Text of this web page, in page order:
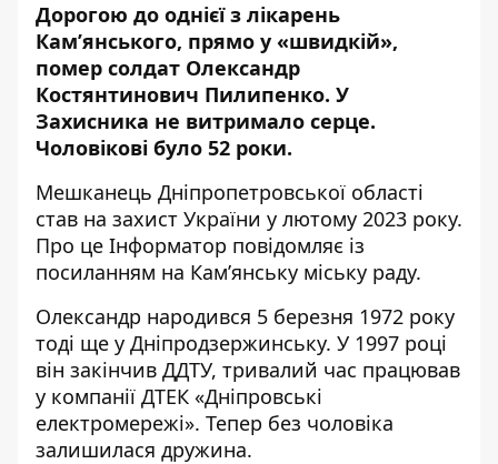
Дорогою до однієї з лікарень
Кам’янського, прямо у «швидкій»,
помер солдат Олександр
Костянтинович Пилипенко. У
Захисника не витримало серце.
Чоловікові було 52 роки.
Мешканець Дніпропетровської області
став на захист України у лютому 2023 року.
Про це Інформатор повідомляє із
посиланням на Кам’янську міську раду.
Олександр народився 5 березня 1972 року
тоді ще у Дніпродзержинську. У 1997 році
він закінчив ДДТУ, тривалий час працював
у компанії ДТЕК «Дніпровські
електромережі». Тепер без чоловіка
залишилася дружина.